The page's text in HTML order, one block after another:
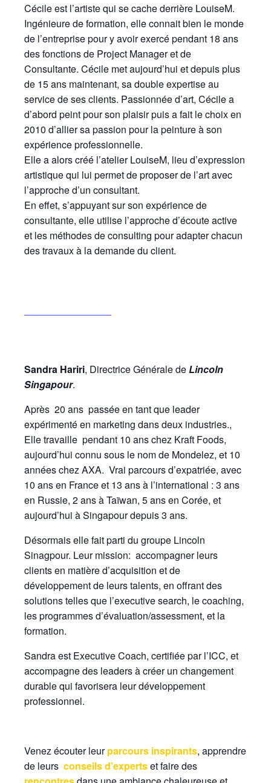
Cécile est l’artiste qui se cache derrière LouiseM.
Ingénieure de formation, elle connait bien le monde
de l’entreprise pour y avoir exercé pendant 18 ans
des fonctions de Project Manager et de
Consultante. Cécile met aujourd’hui et depuis plus
de 15 ans maintenant, sa double expertise au
service de ses clients. Passionnée d’art, Cécile a
d’abord peint pour son plaisir puis a fait le choix en
2010 d’allier sa passion pour la peinture à son
expérience professionnelle.
Elle a alors créé l’atelier LouiseM, lieu d’expression
artistique qui lui permet de proposer de l’art avec
l’approche d’un consultant.
En effet, s’appuyant sur son expérience de
consultante, elle utilise l’approche d’écoute active
et les méthodes de consulting pour adapter chacun
des travaux à la demande du client.
Sandra Hariri, Directrice Générale deLincoln
Singapour.
Après 20 ans passée en tant que leader
expérimenté en marketing dans deux industries.,
Elle travaille pendant 10 ans chez Kraft Foods,
aujourd’hui connu sous le nom de Mondelez, et 10
années chez AXA. Vrai parcours d’expatriée, avec
10 ans en France et 13 ans à l’international : 3 ans
en Russie, 2 ans à Taïwan, 5 ans en Corée, et
aujourd’hui à Singapour depuis 3 ans.
Désormais elle fait parti du groupe Lincoln
Sinagpour. Leur mission: accompagner leurs
clients en matière d’acquisition et de
développement de leurs talents, en offrant des
solutions telles que l’executive search, le coaching,
les programmes d’évaluation/assessment, et la
formation.
Sandra est Executive Coach, certifiée par l’ICC, et
accompagne des leaders à créer un changement
durable qui favorisera leur développement
professionnel.
Venez écouter leurparcours inspirants, apprendre
de leurs conseils d’expertset faire des